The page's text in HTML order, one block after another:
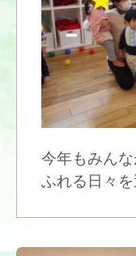
今年もみん
ふれる日々を